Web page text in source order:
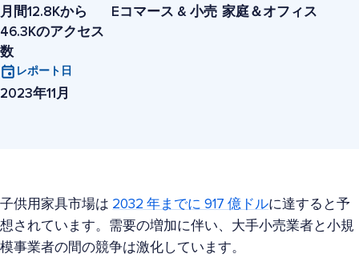
月間12.8Kから
46.3Kのアクセス
数
Eコマース & 小売 家庭＆オフィス
レポート日
2023年11月
子供用家具市場は 2032 年までに 917 億ドルに達すると予
想されています。需要の増加に伴い、大手小売業者と小規
模事業者の間の競争は激化しています。